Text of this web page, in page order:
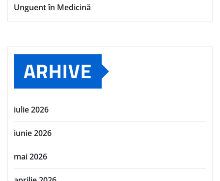
Unguent în Medicină
ARHIVE
iulie 2026
iunie 2026
mai 2026